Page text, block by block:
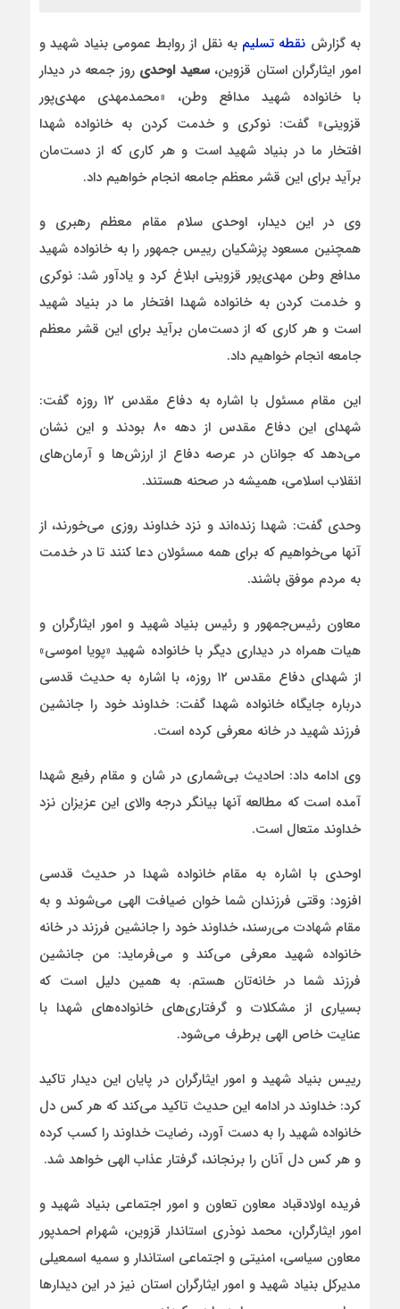
به گزارش نقطه تسلیم به نقل از روابط عمومی بنیاد شهید و
امور ایثارگران استان قزوین،سعید اوحدی روز جمعه در دیدار
با خانواده شهید مدافع وطن، «محمدمهدی مهدی‌‌پور
قزوینی» گفت: نوکری و خدمت کردن به خانواده شهدا
افتخار ما در بنیاد شهید است و هر کاری که از دست‌مان
برآید برای این قشر معظم جامعه انجام خواهیم داد.
وی در این دیدار، اوحدی سلام مقام معظم رهبری و
همچنین مسعود پزشکیان رییس‌ جمهور را به خانواده شهید
مدافع وطن مهدی‌پور قزوینی ابلاغ کرد و یادآور شد: نوکری
و خدمت کردن به خانواده شهدا افتخار ما در بنیاد شهید
است و هر کاری که از دست‌مان برآید برای این قشر معظم
جامعه انجام خواهیم داد.
این مقام مسئول با اشاره به دفاع مقدس ۱۲ روزه گفت:
شهدای این دفاع مقدس از دهه ۸۰ بودند و این نشان
می‌دهد که جوانان در عرصه دفاع از ارزش‌ها و آرمان‌های
انقلاب اسلامی، همیشه در صحنه هستند.
وحدی گفت: شهدا زنده‌اند و نزد خداوند روزی می‌خورند، از
آنها می‌خواهیم که برای همه مسئولان دعا کنند تا در خدمت
به مردم موفق باشند.
معاون رئیس‌جمهور و رئیس بنیاد شهید و امور ایثارگران و
هیات همراه در دیداری دیگر با خانواده شهید «پویا اموسی»
از شهدای دفاع مقدس ۱۲ روزه، با اشاره به حدیث قدسی
درباره جایگاه خانواده شهدا گفت: خداوند خود را جانشین
فرزند شهید در خانه معرفی کرده است.
وی ادامه داد: احادیث بی‌شماری در شان و مقام رفیع شهدا
آمده است که مطالعه آنها بیانگر درجه والای این عزیزان نزد
خداوند متعال است.
اوحدی با اشاره به مقام خانواده شهدا در حدیث قدسی
افزود: وقتی فرزندان شما خوان ضیافت الهی می‌شوند و به
مقام شهادت می‌رسند، خداوند خود را جانشین فرزند در خانه
خانواده شهید معرفی می‌کند و می‌فرماید: من جانشین
فرزند شما در خانه‌تان هستم. به همین دلیل است که
بسیاری از مشکلات و گرفتاری‌های خانواده‌های شهدا با
عنایت خاص الهی برطرف می‌شود.
رییس بنیاد شهید و امور ایثارگران در پایان این دیدار تاکید
کرد: خداوند در ادامه این حدیث تاکید می‌کند که هر کس دل
خانواده شهید را به دست آورد، رضایت خداوند را کسب کرده
و هر کس دل آنان را برنجاند، گرفتار عذاب الهی خواهد شد.
فریده اولادقباد معاون تعاون و امور اجتماعی بنیاد شهید و
امور ایثارگران، محمد نوذری استاندار قزوین، شهرام احمدپور
معاون سیاسی، امنیتی و اجتماعی استاندار و سمیه اسمعیلی
مدیرکل بنیاد شهید و امور ایثارگران استان نیز در این دیدارها